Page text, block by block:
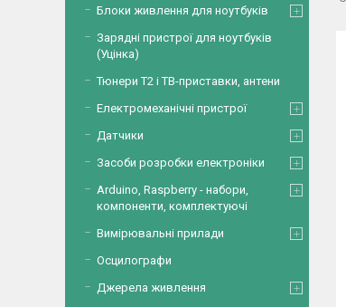
Блоки живлення для ноутбуків
Зарядні пристрої для ноутбуків
(Уцінка)
Тюнери Т2 і ТВ-приставки, антени
Електромеханічні пристрої
Датчики
Засоби розробки електроніки
Arduino, Raspberry - набори,
компоненти, комплектуючі
Вимірювальні прилади
Осцилографи
Джерела живлення